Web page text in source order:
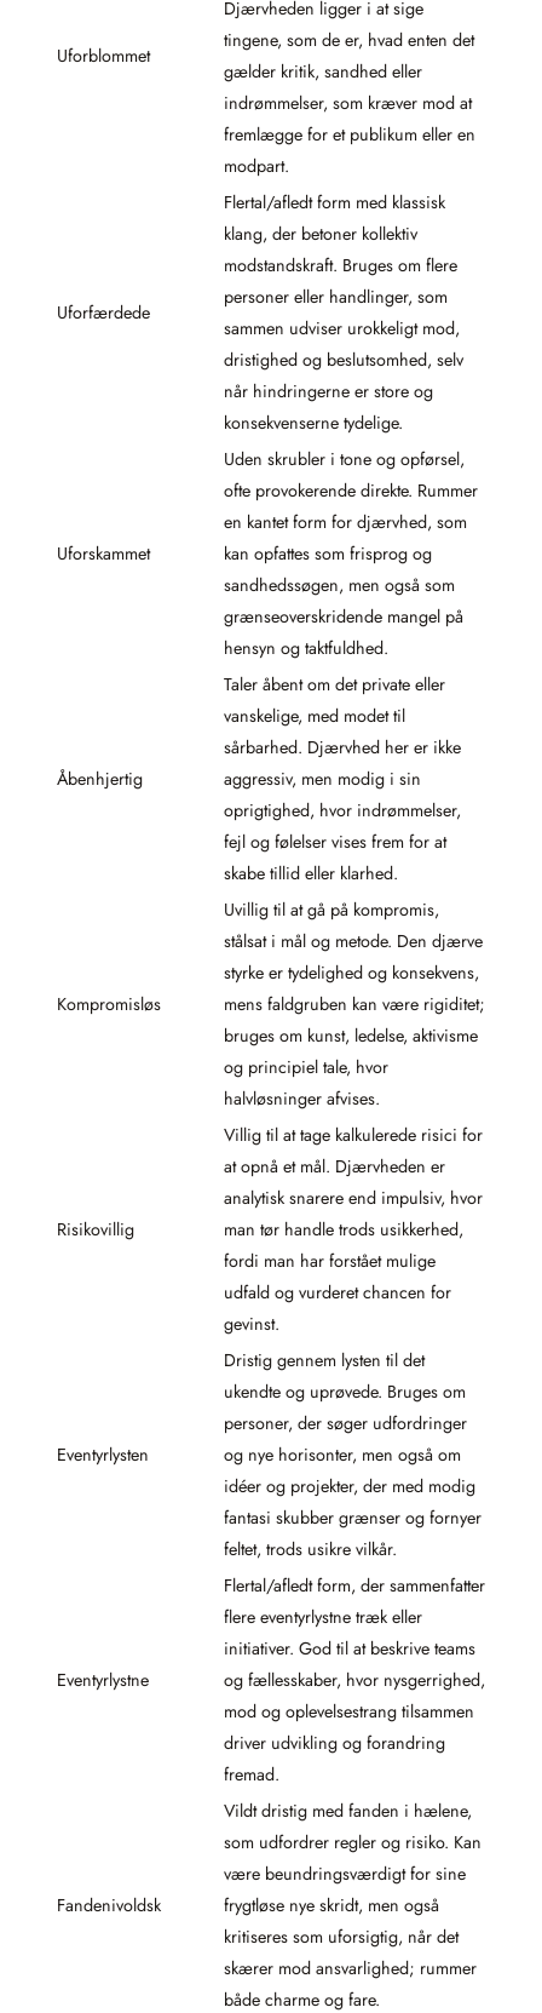
Uforblommet
Djærvheden ligger i at sige
tingene, som de er, hvad enten det
gælder kritik, sandhed eller
indrømmelser, som kræver mod at
fremlægge for et publikum eller en
modpart.
Uforfærdede
Flertal/afledt form med klassisk
klang, der betoner kollektiv
modstandskraft. Bruges om flere
personer eller handlinger, som
sammen udviser urokkeligt mod,
dristighed og beslutsomhed, selv
når hindringerne er store og
konsekvenserne tydelige.
Uforskammet
Uden skrubler i tone og opførsel,
ofte provokerende direkte. Rummer
en kantet form for djærvhed, som
kan opfattes som frisprog og
sandhedssøgen, men også som
grænseoverskridende mangel på
hensyn og taktfuldhed.
Åbenhjertig
Taler åbent om det private eller
vanskelige, med modet til
sårbarhed. Djærvhed her er ikke
aggressiv, men modig i sin
oprigtighed, hvor indrømmelser,
fejl og følelser vises frem for at
skabe tillid eller klarhed.
Kompromisløs
Uvillig til at gå på kompromis,
stålsat i mål og metode. Den djærve
styrke er tydelighed og konsekvens,
mens faldgruben kan være rigiditet;
bruges om kunst, ledelse, aktivisme
og principiel tale, hvor
halvløsninger afvises.
Risikovillig
Villig til at tage kalkulerede risici for
at opnå et mål. Djærvheden er
analytisk snarere end impulsiv, hvor
man tør handle trods usikkerhed,
fordi man har forstået mulige
udfald og vurderet chancen for
gevinst.
Eventyrlysten
Dristig gennem lysten til det
ukendte og uprøvede. Bruges om
personer, der søger udfordringer
og nye horisonter, men også om
idéer og projekter, der med modig
fantasi skubber grænser og fornyer
feltet, trods usikre vilkår.
Eventyrlystne
Flertal/afledt form, der sammenfatter
flere eventyrlystne træk eller
initiativer. God til at beskrive teams
og fællesskaber, hvor nysgerrighed,
mod og oplevelsestrang tilsammen
driver udvikling og forandring
fremad.
Fandenivoldsk
Vildt dristig med fanden i hælene,
som udfordrer regler og risiko. Kan
være beundringsværdigt for sine
frygtløse nye skridt, men også
kritiseres som uforsigtig, når det
skærer mod ansvarlighed; rummer
både charme og fare.